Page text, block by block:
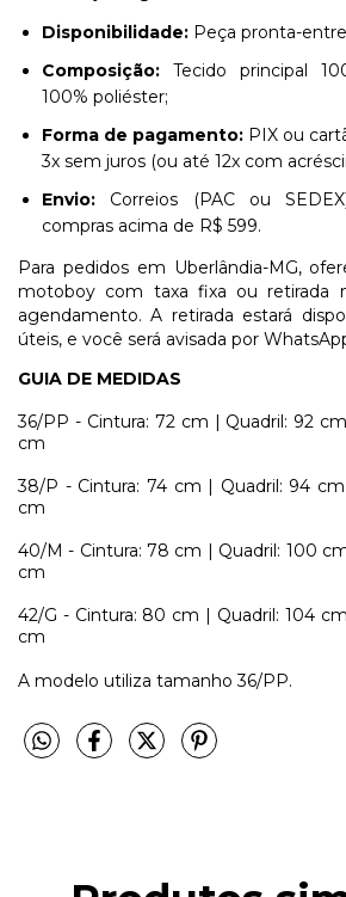
Disponibilidade: Peça pronta-
Composição: Tecido principal
100% poliéster;
Forma de pagamento: PIX ou
3x sem juros (ou até 12x com
Envio: Correios (PAC ou
compras acima de R$ 599.
Para pedidos em Uberlândia-MG,
motoboy com taxa fixa ou retirada
agendamento. A retirada estará
úteis, e você será avisada por
GUIA DE MEDIDAS
36/PP - Cintura: 72 cm | Quadril: 92
cm
38/P - Cintura: 74 cm | Quadril: 94
cm
40/M - Cintura: 78 cm | Quadril: 100
cm
42/G - Cintura: 80 cm | Quadril: 104
cm
A modelo utiliza tamanho 36/PP.